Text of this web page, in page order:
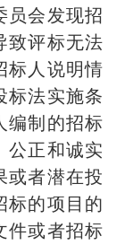
员会发现招
致评标无法
标人说明情
标法实施条
编制的招标
公正和诚实
或者潜在投
标的项目的
件或者招标